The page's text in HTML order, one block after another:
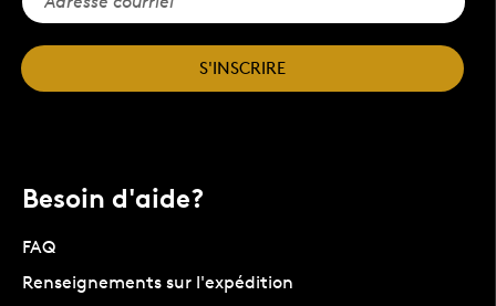
S'INSCRIRE
Besoin d'aide?
FAQ
Renseignements sur l'expédition